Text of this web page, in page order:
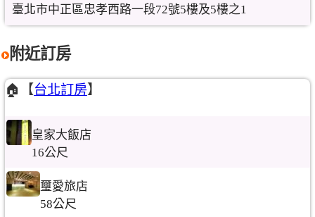
臺北市中正區忠孝西路一段72號5樓及5樓之1
附近訂房
🏠【台北訂房】
皇家大飯店
16公尺
璽愛旅店
58公尺